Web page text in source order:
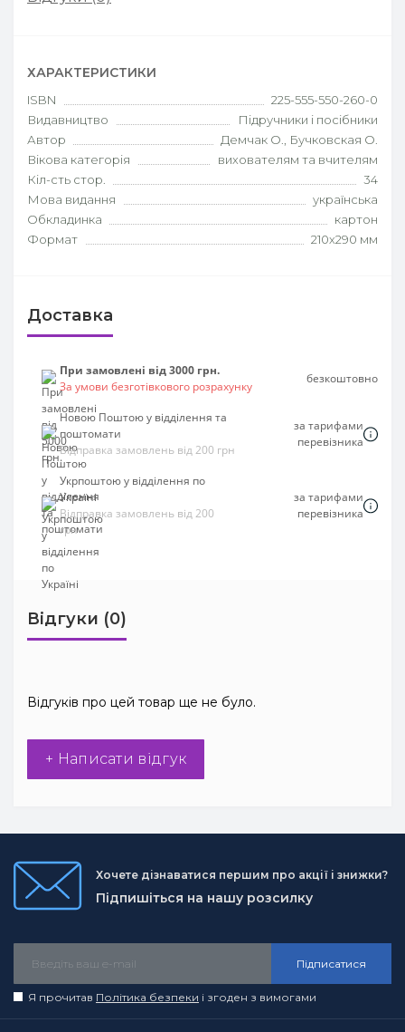
ХАРАКТЕРИСТИКИ
ISBN
225-555-550-260-0
Видавництво
Підручники і посібники
Автор
Демчак О., Бучковская О.
Вікова категорія
вихователям та вчителям
Кіл-сть стор.
34
Мова видання
українська
Обкладинка
картон
Формат
210х290 мм
Доставка
При замовлені від 3000 грн.
За умови безготівкового розрахунку
безкоштовно
Новою Поштою у відділення та
поштомати
Відправка замовлень від 200 грн
за тарифами
перевізника
Укрпоштою у відділення по
Україні
Відправка замовлень від 200
грн
за тарифами
перевізника
Відгуки (0)
Відгуків про цей товар ще не було.
+ Написати відгук
Хочете дізнаватися першим про акції і знижки?
Підпишіться на нашу розсилку
Підписатися
Я прочитав Політика безпеки і згоден з вимогами